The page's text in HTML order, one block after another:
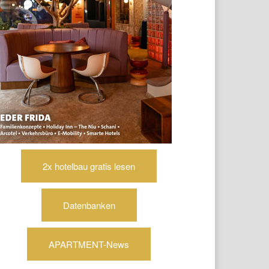
2x hotelbau gratis lesen
Datenbanken
APARTMENT-News